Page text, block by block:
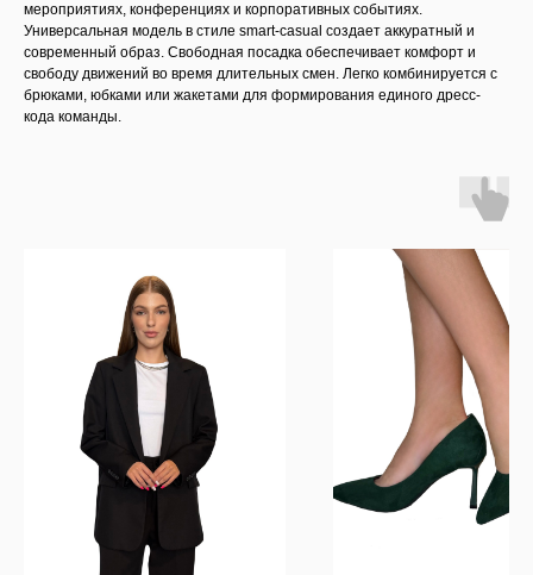
мероприятиях, конференциях и корпоративных событиях.
Универсальная модель в стиле smart-casual создает аккуратный и
современный образ. Свободная посадка обеспечивает комфорт и
свободу движений во время длительных смен. Легко комбинируется с
брюками, юбками или жакетами для формирования единого дресс-
кода команды.